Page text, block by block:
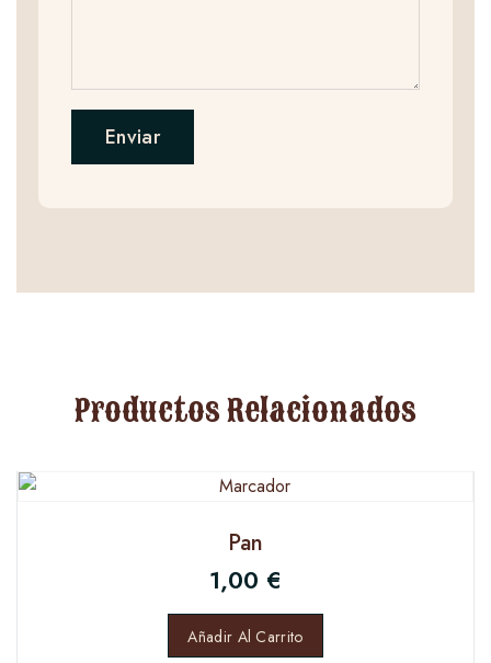
Productos Relacionados
Pan
1,00 €
Añadir Al Carrito